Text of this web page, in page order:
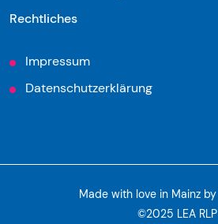
Rechtliches
Impressum
Datenschutzerklärung
©2025 LEA RLP
Made with love in Mainz by